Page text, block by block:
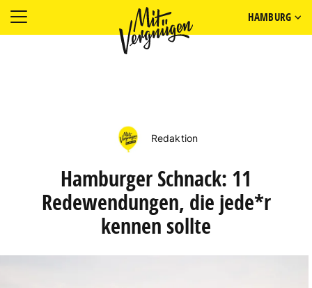
HAMBURG
Redaktion
Hamburger Schnack: 11
Redewendungen, die jede*r
kennen sollte